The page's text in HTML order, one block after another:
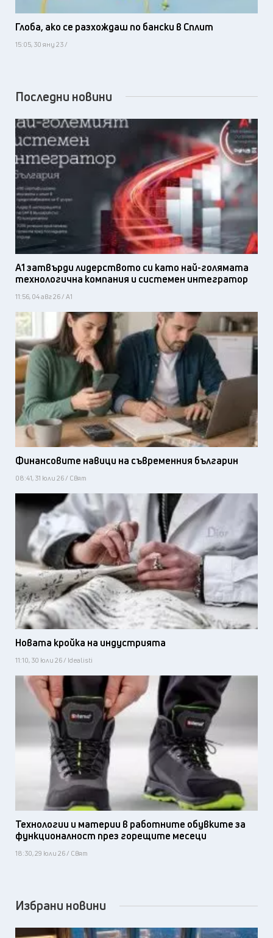
Глоба, ако се разхождаш по бански в Сплит
15:05, 30 яну 23 /
Последни новини
А1 затвърди лидерството си като най-голямата
технологична компания и системен интегратор
11:56, 04 авг 26 / А1
Финансовите навици на съвременния българин
08:41, 31 юли 26 / Свят
Новата кройка на индустрията
11:10, 30 юли 26 / Idealisti
Технологии и материи в работните обувките за
функционалност през горещите месеци
18:30, 29 юли 26 / Свят
Избрани новини